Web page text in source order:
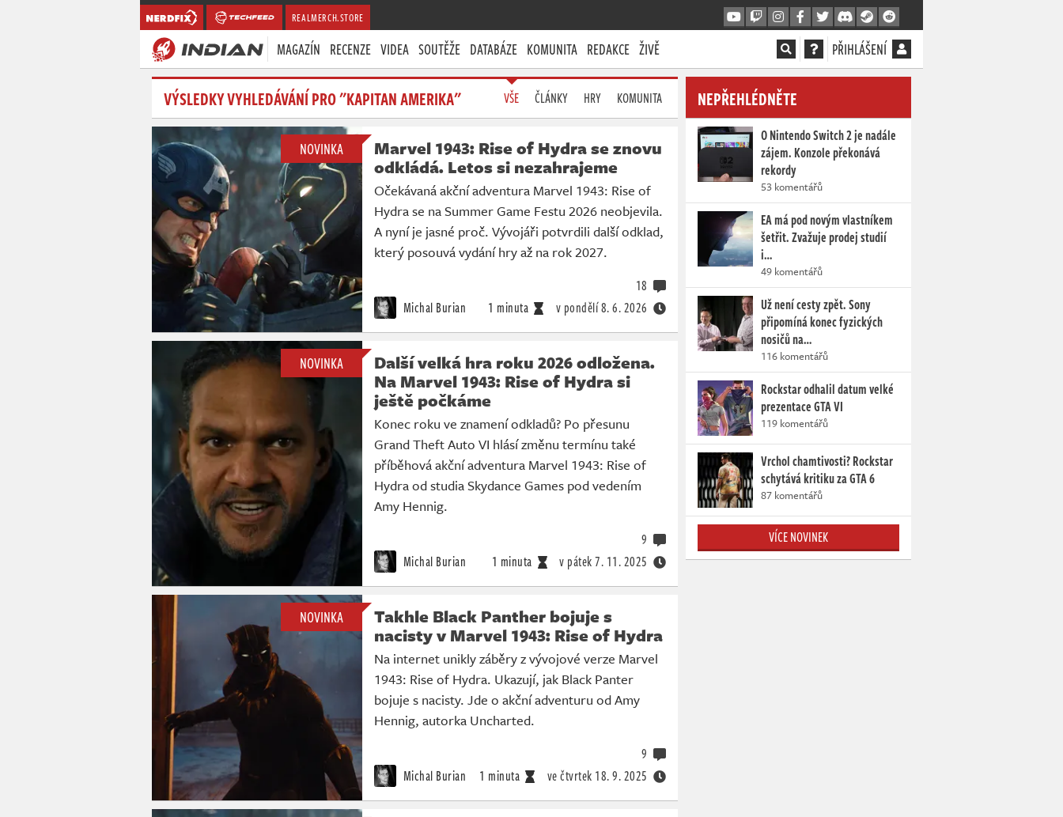
REALMERCH.STORE
MAGAZÍN RECENZE VIDEA SOUTĚŽE DATABÁZE KOMUNITA REDAKCE ŽIVĚ PŘIHLÁŠENÍ
VÝSLEDKY VYHLEDÁVÁNÍ PRO "KAPITAN AMERIKA" VŠE ČLÁNKY HRY KOMUNITA
NOVINKA
Marvel 1943: Rise of Hydra se znovu
odkládá. Letos si nezahrajeme
Očekávaná akční adventura Marvel 1943: Rise of
Hydra se na Summer Game Festu 2026 neobjevila.
A nyní je jasné proč. Vývojáři potvrdili další odklad,
který posouvá vydání hry až na rok 2027.
Michal Burian 1 minuta v pondělí8. 6. 2026
18
NOVINKA
Další velká hra roku 2026 odložena.
Na Marvel 1943: Rise of Hydra si
ještě počkáme
Konec roku ve znamení odkladů? Po přesunu
Grand Theft Auto VI hlásí změnu termínu také
příběhová akční adventura Marvel 1943: Rise of
Hydra od studia Skydance Games pod vedením
Amy Hennig.
Michal Burian 1 minuta v pátek7. 11. 2025
9
NOVINKA
Takhle Black Panther bojuje s
nacisty v Marvel 1943: Rise of Hydra
Na internet unikly záběry z vývojové verze Marvel
1943: Rise of Hydra. Ukazují, jak Black Panter
bojuje s nacisty. Jde o akční adventuru od Amy
Hennig, autorka Uncharted.
Michal Burian 1 minuta ve čtvrtek 18. 9. 2025
9
NEPŘEHLÉDNĚTE
O Nintendo Switch 2 je nadále
zájem. Konzole překonává
rekordy
53 komentářů
EA má pod novým vlastníkem
šetřit. Zvažuje prodej studií
i…
49 komentářů
Už není cesty zpět. Sony
připomíná konec fyzických
nosičů na…
116 komentářů
Rockstar odhalil datum velké
prezentace GTA VI
119 komentářů
Vrchol chamtivosti? Rockstar
schytává kritiku za GTA 6
87 komentářů
VÍCE NOVINEK